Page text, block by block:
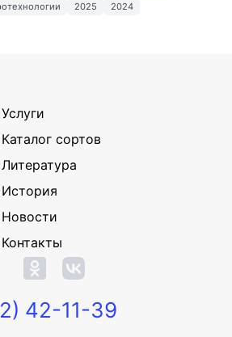
2025 2024
Услуги
Каталог сортов
Литература
История
Новости
Контакты
42-11-39